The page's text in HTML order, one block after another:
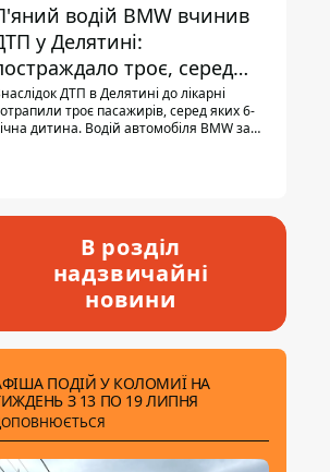
водій BMW вчинив
у Делятині:
троє, серед
- дитина
ДТП в Делятині до лікарні
троє пасажирів, серед яких 6-
дитина. Водій автомобіля BMW за
В розділ
надзвичайні
новини
ПОДІЙ У КОЛОМИЇ НА
З 13 ПО 19 ЛИПНЯ